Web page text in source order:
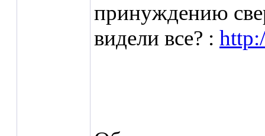
принуждению
видели все? :